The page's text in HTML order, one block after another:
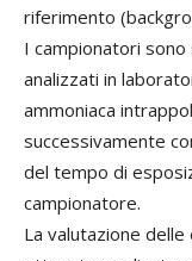
riferimento
I campionatori
analizzati in
ammoniaca
successivamente
del tempo di
campionatore.
La valutazione